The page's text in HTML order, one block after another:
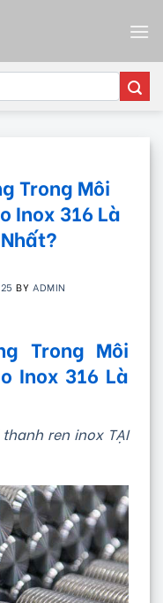
Trong Môi
Inox 316 Là
BY ADMIN
Trong Môi
Inox 316 Là
ren inox TẠI